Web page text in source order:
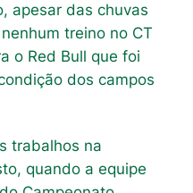
apesar das chuvas
treino no CT
o Red Bull que foi
dos campos
trabalhos na
quando a equipe